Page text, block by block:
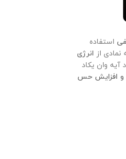
استفاده
از انرژی
وان یکاد
و افزایش حس